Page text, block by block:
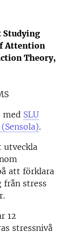
Studying
Attention
Theory,
med SLU
.
utveckla
att förklara
från stress
12
stressnivå